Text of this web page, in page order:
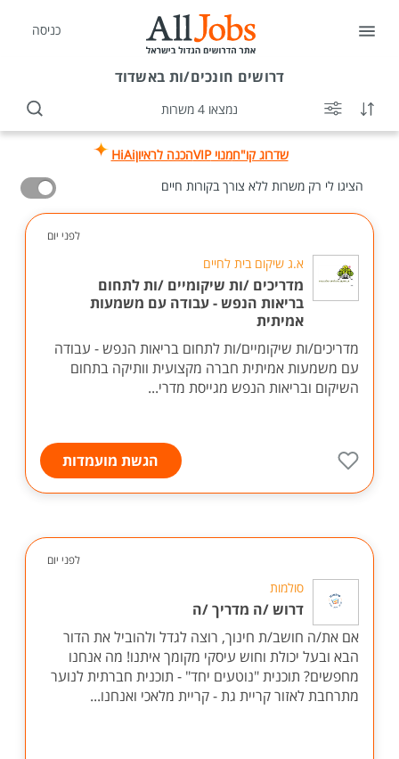
כניסה
דרושים חונכים/ות באשדוד
נמצאו 4 משרות
שדרוג קו"חמנוי VIP הכנה לראיוןHiAi
הציגו לי רק משרות ללא צורך בקורות חיים
לפני יום
א.ג שיקום בית לחיים
מדריכים /ות שיקומיים /ות לתחום
בריאות הנפש - עבודה עם משמעות
אמיתית
מדריכים/ות שיקומיים/ות לתחום בריאות הנפש - עבודה
עם משמעות אמיתית חברה מקצועית וותיקה בתחום
השיקום ובריאות הנפש מגייסת מדרי...
הגשת מועמדות
לפני יום
סולמות
דרוש /ה מדריך /ה
אם את/ה חושב/ת חינוך, רוצה לגדל ולהוביל את הדור
הבא ובעל יכולת וחוש עיסקי מקומך איתנו! מה אנחנו
מחפשים? תוכנית "נוטעים יחד" - תוכנית חברתית לנוער
מתרחבת לאזור קריית גת - קריית מלאכי ואנחנו...